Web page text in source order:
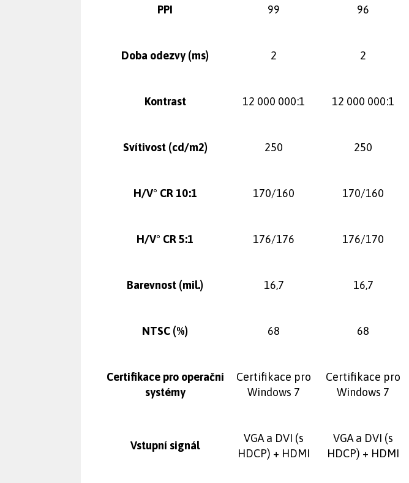
PPI 99 96
Doba odezvy (ms) 2 2
Kontrast 12 000 000:1 12 000 000:1
Svítivost (cd/m2) 250 250
H/V° CR 10:1 170/160 170/160
H/V° CR 5:1 176/176 176/170
Barevnost (mil.) 16,7 16,7
NTSC (%) 68 68
Certifikace pro operační
systémy
Certifikace pro
Windows 7
Certifikace pro
Windows 7
Vstupní signál
VGA a DVI (s
HDCP) + HDMI
VGA a DVI (s
HDCP) + HDMI